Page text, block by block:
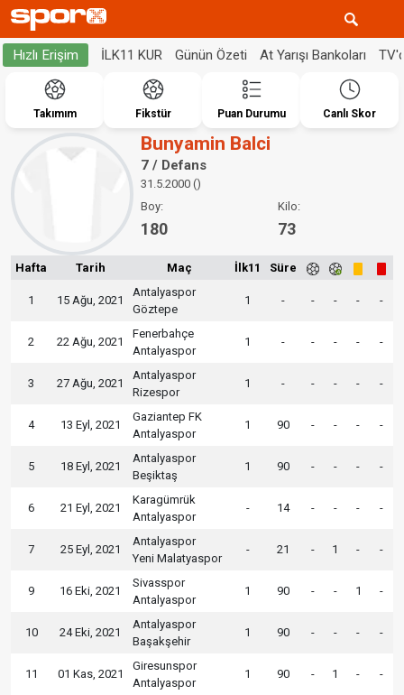
Hızlı Erişim İLK11 KUR Günün Özeti At Yarışı Bankoları
Takımım Fikstür Puan Durumu Canlı Skor
Bunyamin Balci
7 / Defans
31.5.2000 ()
Boy:
180
Kilo:
73
Hafta Tarih Maç İlk11 Süre
1 15 Ağu, 2021
Antalyaspor
Göztepe
1 - - - - -
2 22 Ağu, 2021
Fenerbahçe
Antalyaspor
1 - - - - -
3 27 Ağu, 2021
Antalyaspor
Rizespor
1 - - - - -
4 13 Eyl, 2021
Gaziantep FK
Antalyaspor
1 90 - - - -
5 18 Eyl, 2021
Antalyaspor
Beşiktaş
1 90 - - - -
6 21 Eyl, 2021
Karagümrük
Antalyaspor
- 14 - - - -
7 25 Eyl, 2021
Antalyaspor
Yeni Malatyaspor
- 21 - 1 - -
9 16 Eki, 2021
Sivasspor
Antalyaspor
1 90 - - 1 -
10 24 Eki, 2021
Antalyaspor
Başakşehir
1 90 - - - -
11 01 Kas, 2021
Giresunspor
Antalyaspor
1 90 - 1 - -